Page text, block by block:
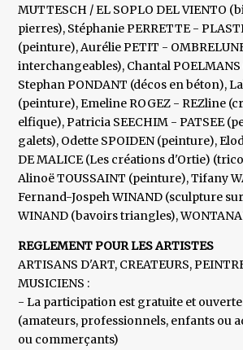
MUTTESCH / EL SOPLO DEL VIENTO
pierres), Stéphanie PERRETTE -
(peinture), Aurélie PETIT -
interchangeables), Chantal
Stephan PONDANT (décos en béton),
(peinture), Emeline ROGEZ - REZline
elfique), Patricia SEECHIM - PATSEE
galets), Odette SPOIDEN (peinture),
DE MALICE (Les créations d'Ortie)
Alinoë TOUSSAINT (peinture), Tifany
Fernand-Jospeh WINAND (sculpture
WINAND (bavoirs triangles),
REGLEMENT POUR LES ARTISTES
ARTISANS D'ART, CREATEURS,
MUSICIENS :
- La participation est gratuite et ouverte
(amateurs, professionnels, enfants ou
ou commerçants)